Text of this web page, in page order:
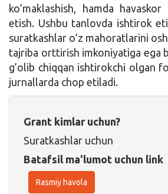
ko’maklashish, hamda
etish. Ushbu tanlovda ishtirok
suratkashlar o’z mahoratlarini
tajriba orttirish imkoniyatiga ega
g’olib chiqqan ishtirokchi olgan
jurnallarda chop etiladi.
Grant kimlar uchun?
Suratkashlar uchun
Batafsil ma'lumot uchun link
Rasmiy havola